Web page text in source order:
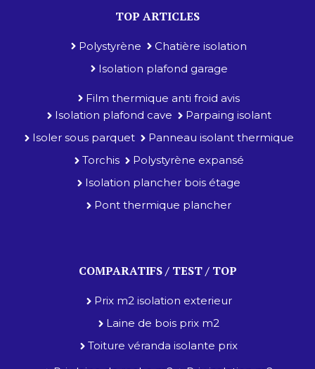
TOP ARTICLES
Polystyrène
Chatière isolation
Isolation plafond garage
Film thermique anti froid avis
Isolation plafond cave
Parpaing isolant
Isoler sous parquet
Panneau isolant thermique
Torchis
Polystyrène expansé
Isolation plancher bois étage
Pont thermique plancher
COMPARATIFS / TEST / TOP
Prix m2 isolation exterieur
Laine de bois prix m2
Toiture véranda isolante prix